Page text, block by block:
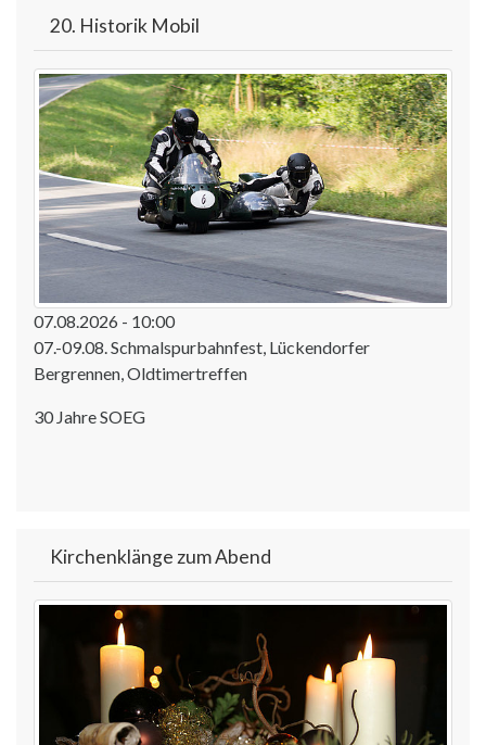
20. Historik Mobil
07.08.2026 - 10:00
07.-09.08. Schmalspurbahnfest, Lückendorfer
Bergrennen, Oldtimertreffen
30 Jahre SOEG
Kirchenklänge zum Abend